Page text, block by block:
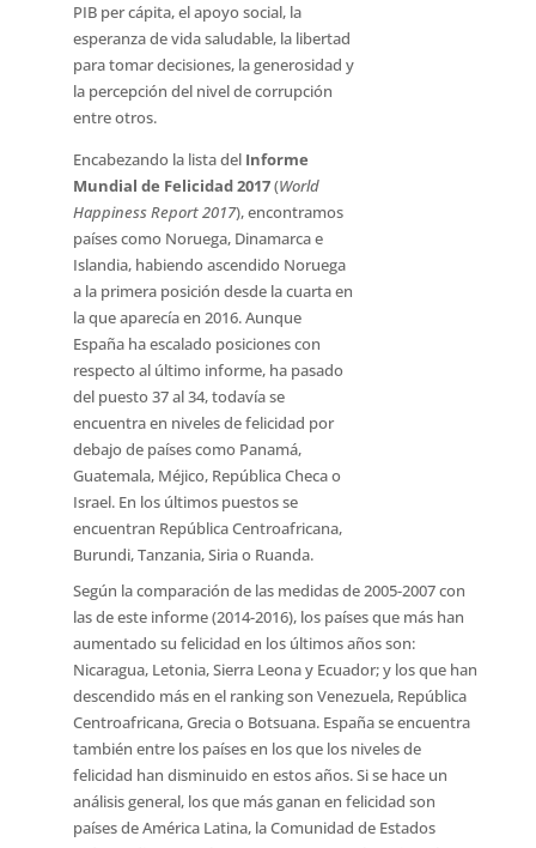
PIB per cápita, el apoyo social, la
esperanza de vida saludable, la libertad
para tomar decisiones, la generosidad y
la percepción del nivel de corrupción
entre otros.
Encabezando la lista del Informe
Mundial de Felicidad 2017(World
Happiness Report 2017), encontramos
países como Noruega, Dinamarca e
Islandia, habiendo ascendido Noruega
a la primera posición desde la cuarta en
la que aparecía en 2016. Aunque
España ha escalado posiciones con
respecto al último informe, ha pasado
del puesto 37 al 34, todavía se
encuentra en niveles de felicidad por
debajo de países como Panamá,
Guatemala, Méjico, República Checa o
Israel. En los últimos puestos se
encuentran República Centroafricana,
Burundi, Tanzania, Siria o Ruanda.
Según la comparación de las medidas de 2005-2007 con
las de este informe (2014-2016), los países que más han
aumentado su felicidad en los últimos años son:
Nicaragua, Letonia, Sierra Leona y Ecuador; y los que han
descendido más en el ranking son Venezuela, República
Centroafricana, Grecia o Botsuana. España se encuentra
también entre los países en los que los niveles de
felicidad han disminuido en estos años. Si se hace un
análisis general, los que más ganan en felicidad son
países de América Latina, la Comunidad de Estados